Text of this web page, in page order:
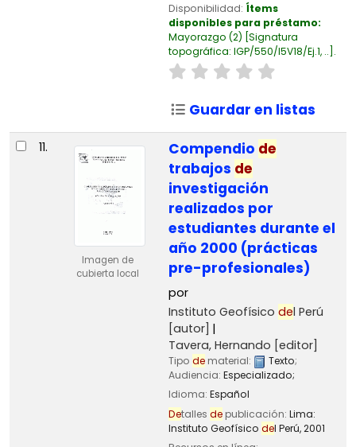
Disponibilidad: Ítems
disponibles para préstamo:
Mayorazgo (2) Signatura
topográfica: IGP/550/I5V18/Ej.1, .. .
Guardar en listas
11.
Imagen de
cubierta local
Compendio de
trabajos de
investigación
realizados por
estudiantes durante el
año 2000 (prácticas
pre-profesionales)
por
Instituto Geofísico del Perú
[autor]
Tavera, Hernando [editor]
Tipo dematerial: Texto;
Audiencia: Especializado;
Idioma: Español
Detalles depublicación: Lima:
Instituto Geofísico del Perú,2001